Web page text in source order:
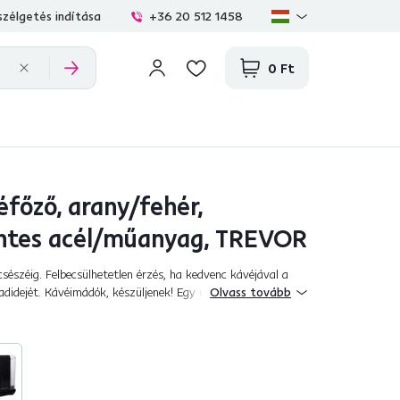
indítása +36 20 512 1458
0 Ft
arany/fehér,
acél/műanyag, TREVOR
Felbecsülhetetlen érzés, ha kedvenc kávéjával a
Kávéimádók, készüljenek! Egy újdonság érkezik az
Olvass tovább